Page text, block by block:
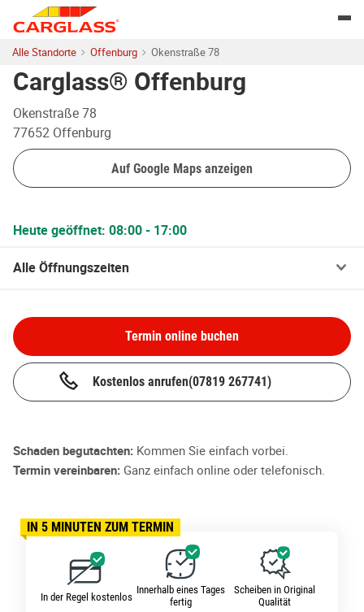
Skip to content
Return to Nav
Alle Standorte Offenburg Okenstraße 78
Carglass® Offenburg
Okenstraße 78
77652 Offenburg
Auf Google Maps anzeigen
Heute geöffnet: 08:00- 17:00
Alle Öffnungszeiten
Termin online buchen
Kostenlos anrufen(07819 267741)
Schaden begutachten: Kommen Sie einfach vorbei.
Termin vereinbaren: Ganz einfach online oder telefonisch.
IN 5 MINUTEN ZUM TERMIN
In der Regel kostenlos
Innerhalb eines Tages
fertig
Scheiben in Original
Qualität